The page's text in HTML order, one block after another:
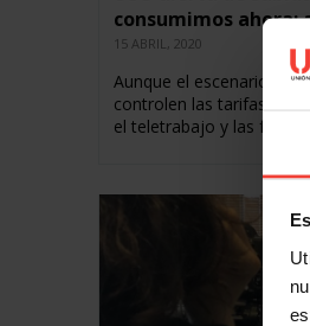
consumimos
15 ABRIL, 2020
Aunque el escenario de
controlen las tarifas de
el teletrabajo y las